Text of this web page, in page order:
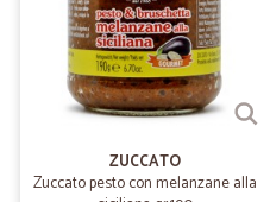
ZUCCATO
Zuccato pesto con melanzane alla